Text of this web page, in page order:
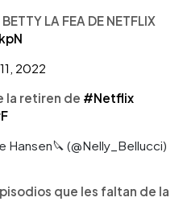
LA FEA DE NETFLIX
2022
la retiren de #Netflix
Hansen🔪 (@Nelly_Bellucci)
que les faltan de la